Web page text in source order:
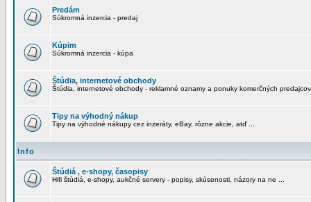
Predám
Súkromná inzercia - predaj
Kúpim
Súkromná inzercia - kúpa
Štúdia, internetové obchody
Štúdia, internetové obchody - reklamné oznamy a ponuky komerčných predajcov
Tipy na výhodný nákup
Tipy na výhodné nákupy cez inzeráty, eBay, rôzne akcie, atď ...
Info
Štúdiá , e-shopy, časopisy
Hifi štúdiá, e-shopy, aukčné servery - popisy, skúsenosti, názory na ne ...